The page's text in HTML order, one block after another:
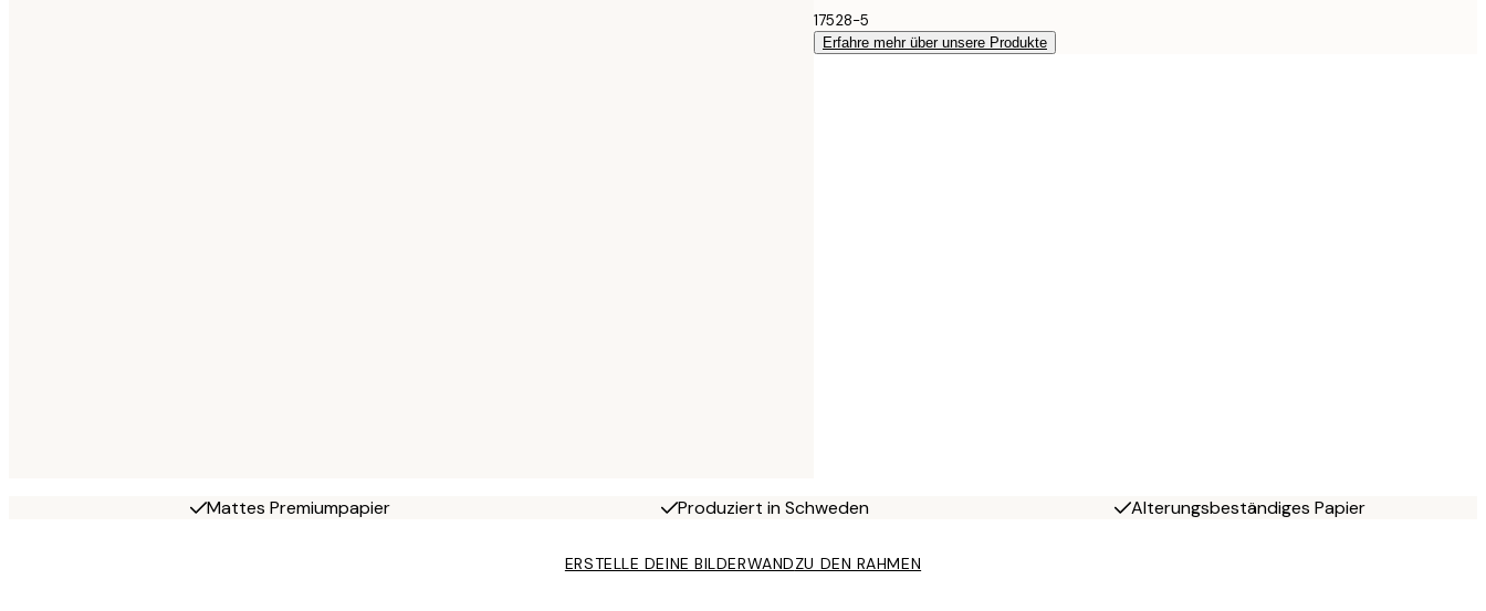
17528-5
Erfahre mehr über unsere Produkte
Mattes Premiumpapier Produziert in Schweden Alterungsbeständiges Papier
ERSTELLE DEINE BILDERWANDZU DEN RAHMEN